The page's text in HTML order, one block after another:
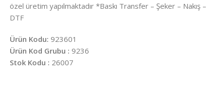
özel üretim yapılmaktadır *Baskı Transfer – Şeker – Nakış –
DTF
Ürün Kodu: 923601
Ürün Kod Grubu : 9236
Stok Kodu : 26007